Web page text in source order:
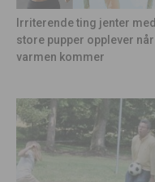
Irriterende ting jenter med
store pupper opplever når
varmen kommer